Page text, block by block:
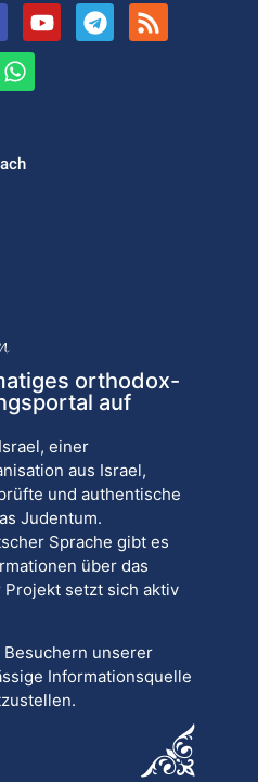
orthodox-
auf
einer
aus Israel,
und authentische
Judentum.
Sprache gibt es
über das
setzt sich aktiv
unserer
Informationsquelle